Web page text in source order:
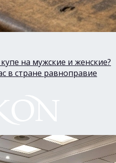
на мужские и женские?
в стране равноправие